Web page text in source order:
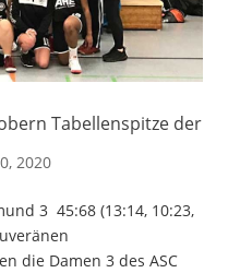
Tabellenspitze der
2020
3 45:68 (13:14, 10:23,
die Damen 3 des ASC